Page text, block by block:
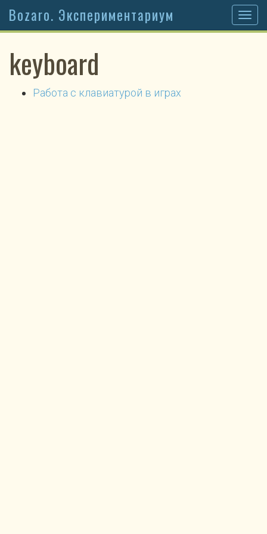
Bozaro. Экспериментариум
keyboard
Работа с клавиатурой в играх